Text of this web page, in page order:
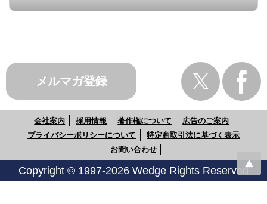
メルマガ登録
会社案内 採用情報 著作権について
広告のご案内
プライバシーポリシーについて
特定商取引法に基づく表示
お問い合わせ
Copyright © 1997-2026 Wedge Rights Reserved